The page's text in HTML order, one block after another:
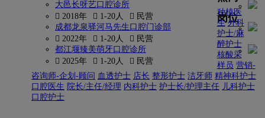
大邑长呀艺口腔诊所
 2018年
 1-20人
 民营
成都龙泉驿河马先生口腔门诊部
 2022年
 1-20人
 民营
都江堰臻美萌牙口腔诊所
 2025年
 1-20人  民营
岗位
种植医
生 外科
护士/麻
醉护士
核酸采
样员 营销-
咨询师-企划-顾问 血透护士 店长 整形护士 洁牙师 精神科护士
口腔医生 院长/主任/经理 内科护士 护士长/护理主任 儿科护士
口腔护士